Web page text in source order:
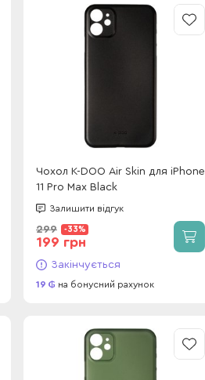
Чохол K-DOO Air Skin для iPhone
11 Pro Max Black
Залишити відгук
299 -33%
199 грн
Закінчується
19 на бонусний рахунок